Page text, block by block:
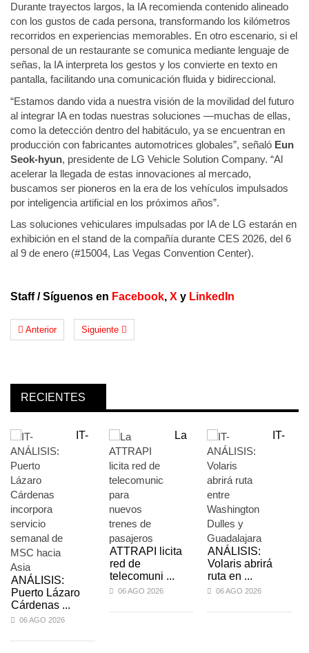
Durante trayectos largos, la IA recomienda contenido alineado
con los gustos de cada persona, transformando los kilómetros
recorridos en experiencias memorables. En otro escenario, si el
personal de un restaurante se comunica mediante lenguaje de
señas, la IA interpreta los gestos y los convierte en texto en
pantalla, facilitando una comunicación fluida y bidireccional.
“Estamos dando vida a nuestra visión de la movilidad del futuro
al integrar IA en todas nuestras soluciones —muchas de ellas,
como la detección dentro del habitáculo, ya se encuentran en
producción con fabricantes automotrices globales”, señaló Eun
Seok-hyun, presidente de LG Vehicle Solution Company. “Al
acelerar la llegada de estas innovaciones al mercado,
buscamos ser pioneros en la era de los vehículos impulsados
por inteligencia artificial en los próximos años”.
Las soluciones vehiculares impulsadas por IA de LG estarán en
exhibición en el stand de la compañía durante CES 2026, del 6
al 9 de enero (#15004, Las Vegas Convention Center).
Staff/Síguenos en Facebook, X y LinkedIn
Anterior Siguiente
RECIENTES
IT-
ANÁLISIS:
Puerto Lázaro
Cárdenas ...
06 AGO 2026
La
ATTRAPI licita
red de
telecomuni ...
06 AGO 2026
IT-
ANÁLISIS:
Volaris abrirá
ruta en ...
06 AGO 2026